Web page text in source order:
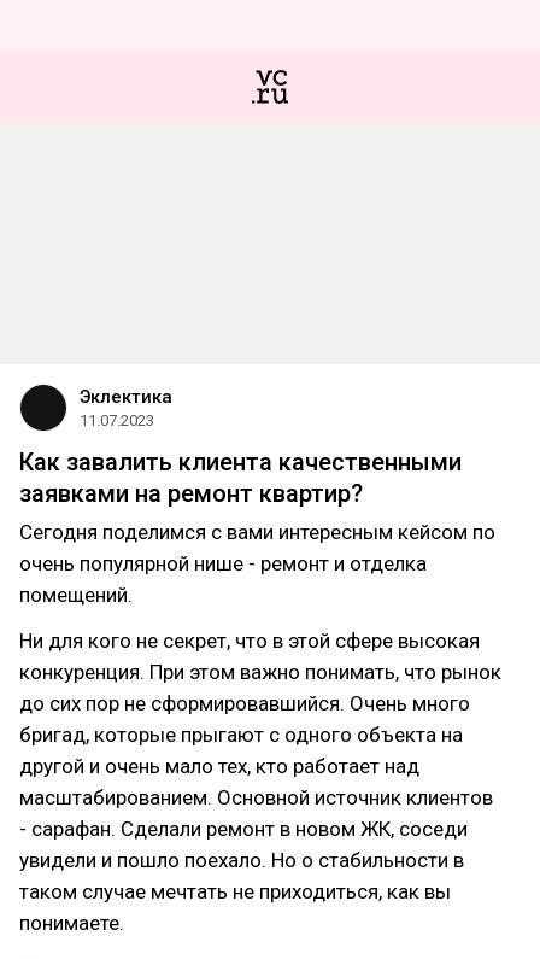
Эклектика
11.07.2023
Как завалить клиента качественными
заявками на ремонт квартир?
Сегодня поделимся с вами интересным кейсом по
очень популярной нише - ремонт и отделка
помещений.
Ни для кого не секрет, что в этой сфере высокая
конкуренция. При этом важно понимать, что рынок
до сих пор не сформировавшийся. Очень много
бригад, которые прыгают с одного объекта на
другой и очень мало тех, кто работает над
масштабированием. Основной источник клиентов
- сарафан. Сделали ремонт в новом ЖК, соседи
увидели и пошло поехало. Но о стабильности в
таком случае мечтать не приходиться, как вы
понимаете.